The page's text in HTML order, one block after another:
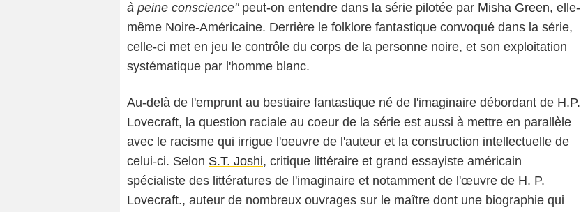
à peine conscience"peut-on entendre dans la série pilotée par Misha Green, elle-
même Noire-Américaine. Derrière le folklore fantastique convoqué dans la série,
celle-ci met en jeu le contrôle du corps de la personne noire, et son exploitation
systématique par l'homme blanc.
Au-delà de l'emprunt au bestiaire fantastique né de l'imaginaire débordant de H.P.
Lovecraft, la question raciale au coeur de la série est aussi à mettre en parallèle
avec le racisme qui irrigue l'oeuvre de l'auteur et la construction intellectuelle de
celui-ci. Selon S.T. Joshi, critique littéraire et grand essayiste américain
spécialiste des littératures de l'imaginaire et notamment de l'œuvre de H. P.
Lovecraft., auteur de nombreux ouvrages sur le maître dont une biographie qui